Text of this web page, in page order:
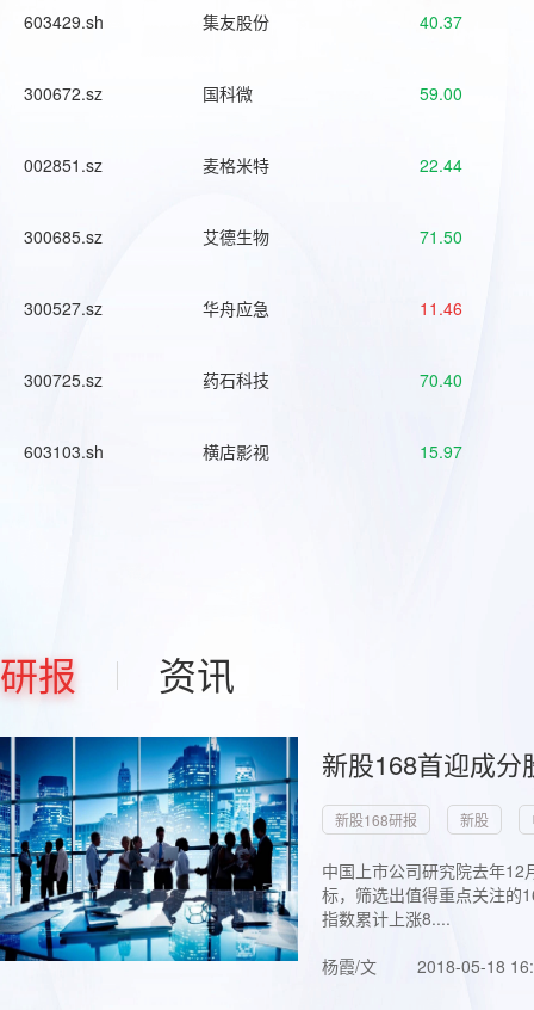
603429.sh 集友股份 40.37
300672.sz 国科微 59.00
002851.sz 麦格米特 22.44
300685.sz 艾德生物 71.50
300527.sz 华舟应急 11.46
300725.sz 药石科技 70.40
603103.sh 横店影视 15.97
研报 资讯
新股168首迎成
新股168研报 新股
中国上市公司研究院去年
标，筛选出值得重点关注的
指数累计上涨8....
杨霞/文
2018-05-18